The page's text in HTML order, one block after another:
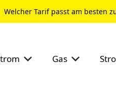
Welcher Tarif passt am besten
Gas